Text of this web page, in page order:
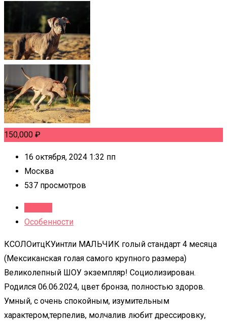
150,000 ₽
16 октября, 2024 1:32 пп
Москва
537 просмотров
Особенности
КСОЛОитцКУинтли МАЛЬЧИК голый стандарт 4 месяца
(Мексиканская голая самого крупного размера)
Великолепный ШОУ экземпляр! Социолизирован.
Родился 06.06.2024, цвет бронза, полностью здоров.
Умный, с очень спокойным, изумительным
характером,терпелив, молчалив любит дрессировку,